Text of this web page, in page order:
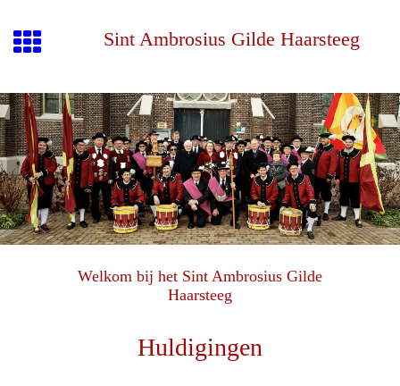
Sint Ambrosius Gilde Haarsteeg
Welkom bij het Sint Ambrosius Gilde
Haarsteeg
Huldigingen